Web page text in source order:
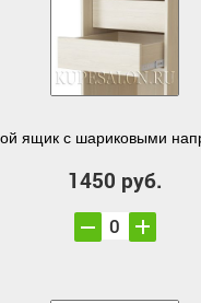
ящик с шариковыми
1450 руб.